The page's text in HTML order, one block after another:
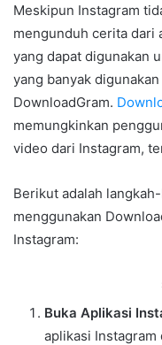
Meskipun Instagram
mengunduh cerita dari
yang dapat digunakan
yang banyak
DownloadGram.
memungkinkan
video dari Instagram,
Berikut adalah
menggunakan
Instagram:
Buka Aplikasi
aplikasi Instagram